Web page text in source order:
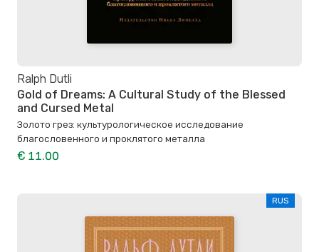
Ralph Dutli
Gold of Dreams: A Cultural Study of the Blessed
and Cursed Metal
Золото грез: культурологическое исследование
благословенного и проклятого металла
€ 11.00
RUS